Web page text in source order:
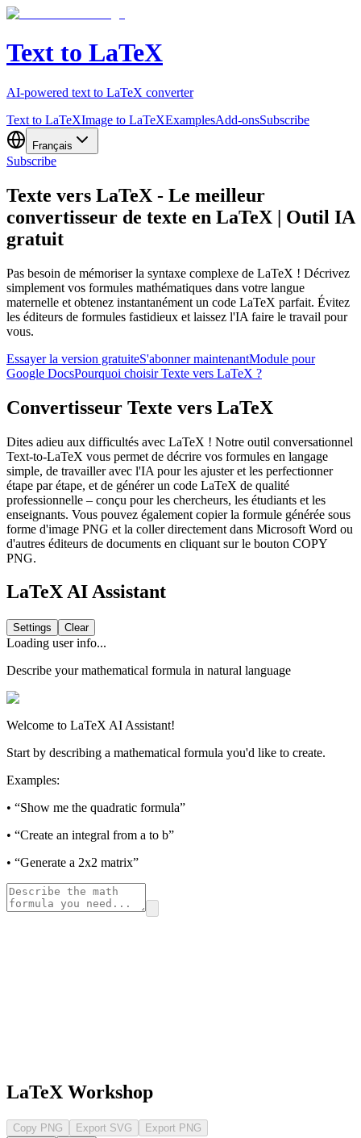
Text to LaTeX
AI-powered text to LaTeX converter
Text to LaTeXImage to LaTeXExamplesAdd-onsSubscribe
Français
Subscribe
Texte vers LaTeX - Le meilleur
convertisseur de texte en LaTeX | Outil IA
gratuit
Pas besoin de mémoriser la syntaxe complexe de LaTeX ! Décrivez
simplement vos formules mathématiques dans votre langue
maternelle et obtenez instantanément un code LaTeX parfait. Évitez
les éditeurs de formules fastidieux et laissez l'IA faire le travail pour
vous.
Essayer la version gratuiteS'abonner maintenantModule pour
Google DocsPourquoi choisir Texte vers LaTeX ?
Convertisseur Texte vers LaTeX
Dites adieu aux difficultés avec LaTeX ! Notre outil conversationnel
Text-to-LaTeX vous permet de décrire vos formules en langage
simple, de travailler avec l'IA pour les ajuster et les perfectionner
étape par étape, et de générer un code LaTeX de qualité
professionnelle – conçu pour les chercheurs, les étudiants et les
enseignants. Vous pouvez également copier la formule générée sous
forme d'image PNG et la coller directement dans Microsoft Word ou
d'autres éditeurs de documents en cliquant sur le bouton COPY
PNG.
LaTeX AI Assistant
Settings Clear
Loading user info...
Describe your mathematical formula in natural language
Welcome to LaTeX AI Assistant!
Start by describing a mathematical formula you'd like to create.
Examples:
• “Show me the quadratic formula”
• “Create an integral from a to b”
• “Generate a 2x2 matrix”
LaTeX Workshop
Copy PNG Export SVG
Export PNG